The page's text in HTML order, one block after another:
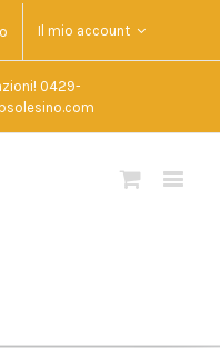
Il mio account
0429-